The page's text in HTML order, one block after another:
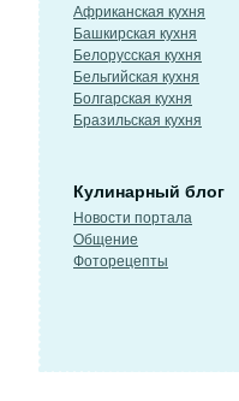
Африканская кухня
Башкирская кухня
Белорусская кухня
Бельгийская кухня
Болгарская кухня
Бразильская кухня
Кулинарный блог
Новости портала
Общение
Фоторецепты